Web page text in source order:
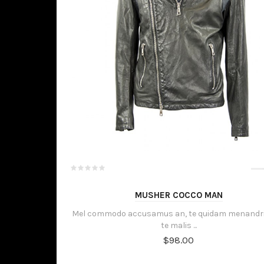
MUSHER COCCO MAN
Mel commodo accusamus an, te quidam
te malis ...
$98.00